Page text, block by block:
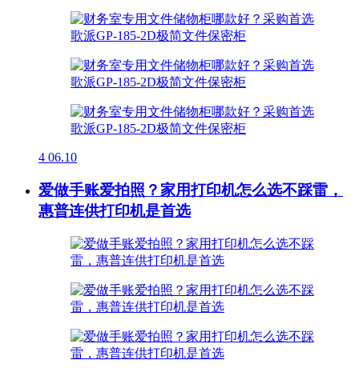
4 06.10
爱做手账爱拍照？家用打印机怎么选不踩雷，
惠普连供打印机是首选